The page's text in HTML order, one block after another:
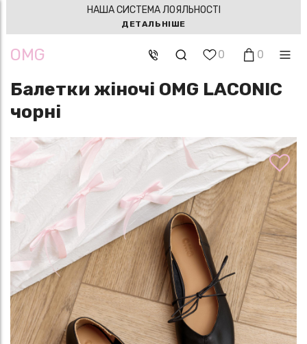
НАША СИСТЕМА ЛОЯЛЬНОСТІ
ДЕТАЛЬНІШЕ
OMG 0 0
Балетки жіночі OMG LACONIC
чорні